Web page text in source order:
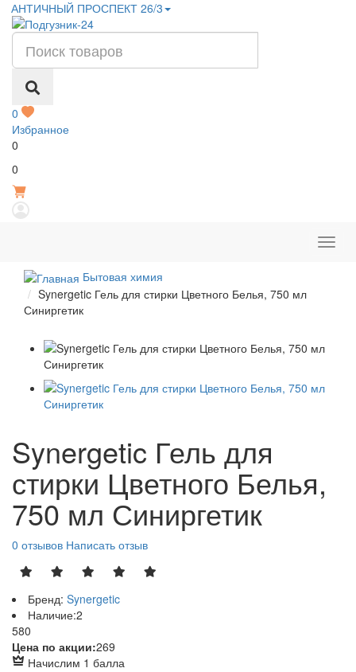
АНТИЧНЫЙ ПРОСПЕКТ 26/3
0
Избранное
0
0
Бытовая химия
Synergetic Гель для стирки Цветного Белья, 750 мл
Синиргетик
Synergetic Гель для
стирки Цветного Белья,
750 мл Синиргетик
0 отзывов Написать отзыв
Бренд: Synergetic
Наличие:2
580
Цена по акции:269
Начислим 1 балла